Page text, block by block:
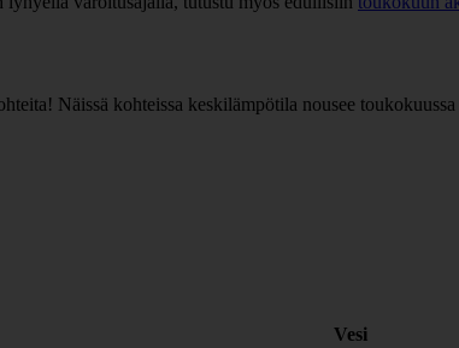
Näissä kohteissa keskilämpötila nousee toukokuussa
Vesi